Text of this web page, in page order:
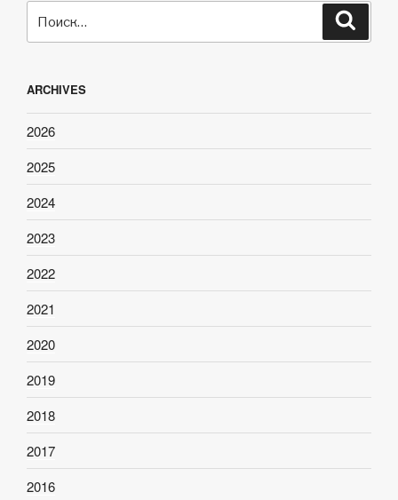
ARCHIVES
2026
2025
2024
2023
2022
2021
2020
2019
2018
2017
2016